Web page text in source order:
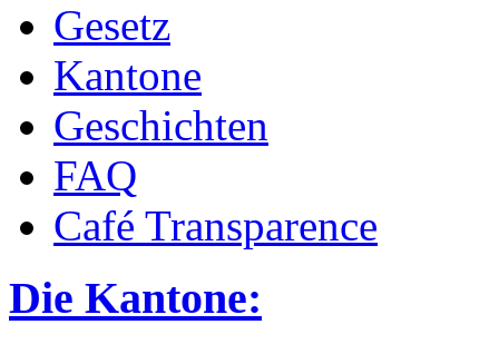
Gesetz
Kantone
Geschichten
FAQ
Café Transparence
Die Kantone: